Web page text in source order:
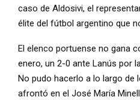
caso de Aldosivi, el
élite del fútbol argentino que
El elenco portuense no gana
enero, un 2-0 ante Lanús por
No pudo hacerlo a lo largo de
afrontó en el José María